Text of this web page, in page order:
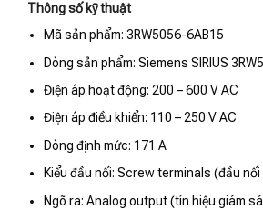
Thông số kỹ thuật
Mã sản phẩm: 3RW5056-6AB15
Dòng sản phẩm: Siemens SIRIUS
Điện áp hoạt động: 200 – 600 V AC
Điện áp điều khiển: 110 – 250 V AC
Dòng định mức: 171 A
Kiểu đầu nối: Screw terminals (đầu
Ngõ ra: Analog output (tín hiệu giám